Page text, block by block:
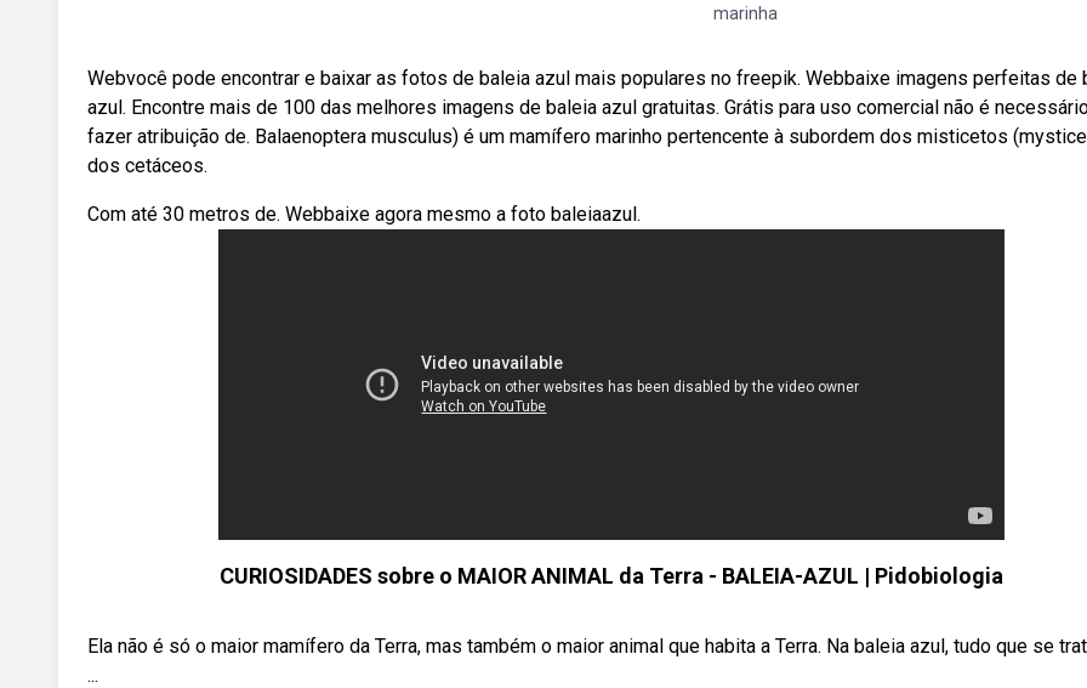
marinha
Webvocê pode encontrar e baixar as fotos de baleia azul mais populares no freepik. Webbaixe imagens perfeitas de
azul. Encontre mais de 100 das melhores imagens de baleia azul gratuitas. Grátis para uso comercial não é
fazer atribuição de. Balaenoptera musculus) é um mamífero marinho pertencente à subordem dos misticetos
dos cetáceos.
Com até 30 metros de. Webbaixe agora mesmo a foto baleiaazul.
CURIOSIDADES sobre o MAIOR ANIMAL da Terra - BALEIA-AZUL | Pidobiologia
Ela não é só o maior mamífero da Terra, mas também o maior animal que habita a Terra. Na baleia azul, tudo que se
...